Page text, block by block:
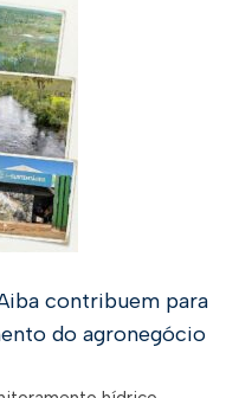
contribuem para
do agronegócio